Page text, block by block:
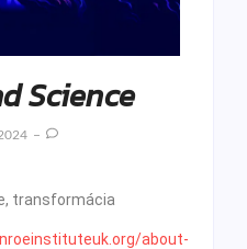
Science
transformácia
about-